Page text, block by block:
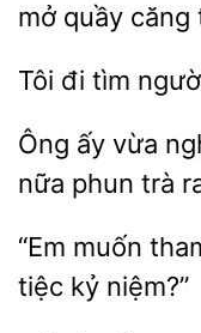
mở quầy căng
tìm
Ông vừa
nữa phun
“Em muốn
niệm?”